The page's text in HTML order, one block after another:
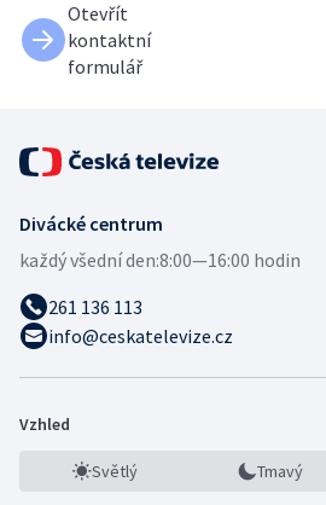
Otevřít
kontaktní
formulář
Divácké centrum
každý všední den:8:00—16:00 hodin
261 136 113
info@ceskatelevize.cz
Vzhled
Světlý Tmavý